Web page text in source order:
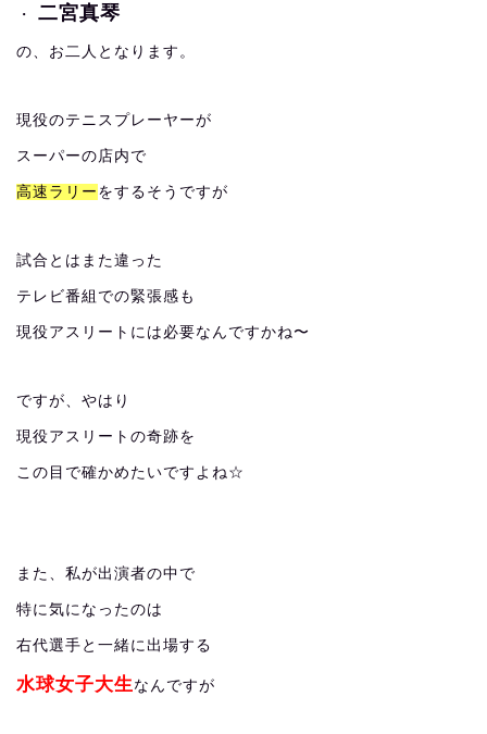
・ 二宮真琴
の、お二人となります。
現役のテニスプレーヤーが
スーパーの店内で
高速ラリー をするそうですが
試合とはまた違った
テレビ番組での緊張感も
現役アスリートには必要なんですかね〜
ですが、やはり
現役アスリートの奇跡を
この目で確かめたいですよね☆
また、私が出演者の中で
特に気になったのは
右代選手と一緒に出場する
水球女子大生 なんですが